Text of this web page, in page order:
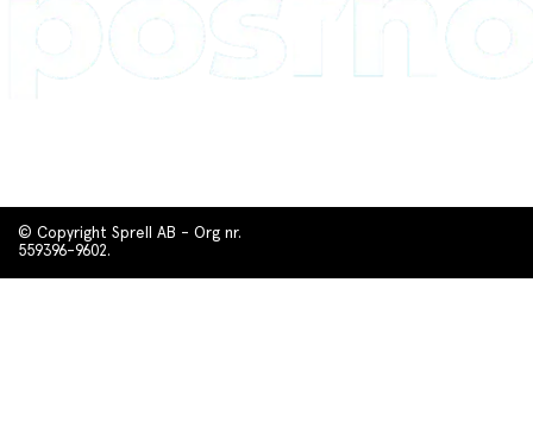
© Copyright Sprell AB - Org nr.
559396-9602.